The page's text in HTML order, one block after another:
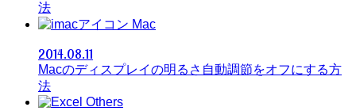
法
Mac
2014.08.11
Macのディスプレイの明るさ自動調節をオフにする方
法
Others